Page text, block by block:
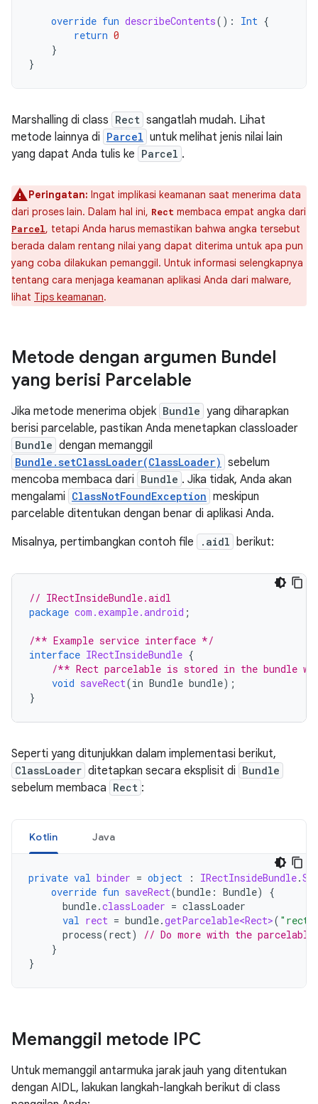
override fun describeContents(): Int {
return 0
}
}
Marshalling di class Rect sangatlah mudah. Lihat
metode lainnya di Parcel untuk melihat jenis nilai lain
yang dapat Anda tulis ke Parcel .
Peringatan: Ingat implikasi keamanan saat menerima data
dari proses lain. Dalam hal ini, Rect membaca empat angka dari
Parcel, tetapi Anda harus memastikan bahwa angka tersebut
berada dalam rentang nilai yang dapat diterima untuk apa pun
yang coba dilakukan pemanggil. Untuk informasi selengkapnya
tentang cara menjaga keamanan aplikasi Anda dari malware,
lihat Tips keamanan.
Metode dengan argumen Bundel
yang berisi Parcelable
Jika metode menerima objek Bundle yang diharapkan
berisi parcelable, pastikan Anda menetapkan classloader
Bundle dengan memanggil
Bundle.setClassLoader(ClassLoader) sebelum
mencoba membaca dari Bundle . Jika tidak, Anda akan
mengalami ClassNotFoundException meskipun
parcelable ditentukan dengan benar di aplikasi Anda.
Misalnya, pertimbangkan contoh file
.aidl berikut:
// IRectInsideBundle.aidl
package com.example.android ;
/** Example service interface */
interface IRectInsideBundle {
/** Rect parcelable is stored in the bundle
void saveRect(in Bundle bundle);
}
Seperti yang ditunjukkan dalam implementasi berikut,
ClassLoader ditetapkan secara eksplisit di Bundle
sebelum membaca Rect :
Kotlin Java
private val binder = object : IRectInsideBundle.
override fun saveRect(bundle : Bundle)
{
bundle.classLoader = classLoader
val rect = bundle.getParcelable<Rect>( "rect"
process(rect)
// Do more with the
}
}
Memanggil metode IPC
Untuk memanggil antarmuka jarak jauh yang ditentukan
dengan AIDL, lakukan langkah-langkah berikut di class